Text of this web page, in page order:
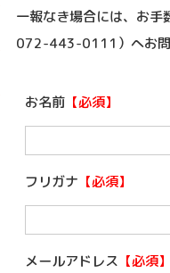
一報なき場合には、お
072-443-0111）へお問
お名前 【必須】
フリガナ 【必須】
メールアドレス 【必須】